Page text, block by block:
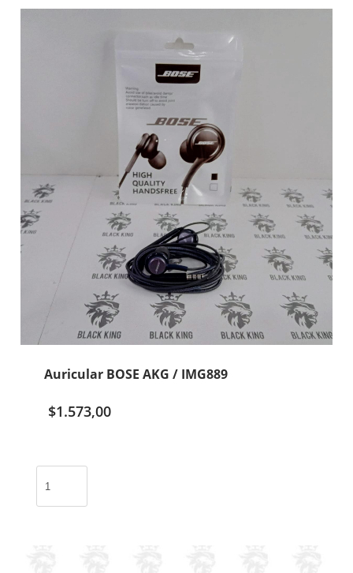
Auricular BOSE AKG / IMG889
$1.573,00
BOSE
AKG